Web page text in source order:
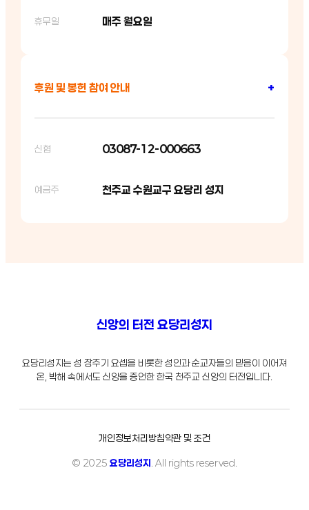
휴무일 매주 월요일
후원 및 봉헌 참여 안내 +
신협 03087-12-000663
예금주 천주교 수원교구 요당리 성지
신앙의 터전 요당리성지
요당리성지는 성 장주기 요셉을 비롯한 성인과 순교자들의 믿음이 이어져
온, 박해 속에서도 신앙을 증언한 한국 천주교 신앙의 터전입니다.
개인정보처리방침약관 및 조건
© 2025 요당리성지 . All rights reserved.